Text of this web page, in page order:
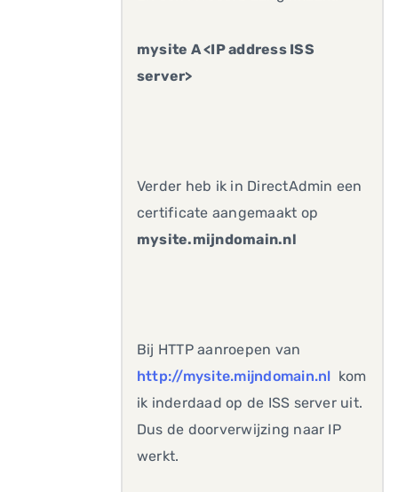
mysite A <IP address ISS
server>
Verder heb ik in DirectAdmin een
certificate aangemaakt op
mysite.mijndomain.nl
Bij HTTP aanroepen van
http://mysite.mijndomain.nl kom
ik inderdaad op de ISS server uit.
Dus de doorverwijzing naar IP
werkt.